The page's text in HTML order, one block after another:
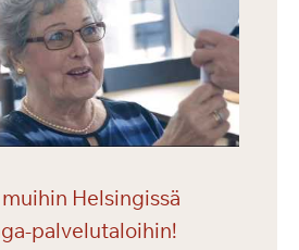
Helsingissä
palvelutaloihin!